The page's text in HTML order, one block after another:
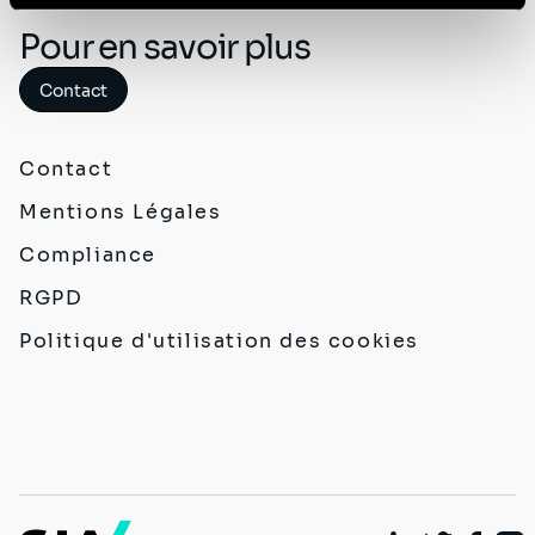
personnel.
Pour en savoir plus
Contact
Contact
Mentions Légales
Compliance
RGPD
Politique d'utilisation des cookies